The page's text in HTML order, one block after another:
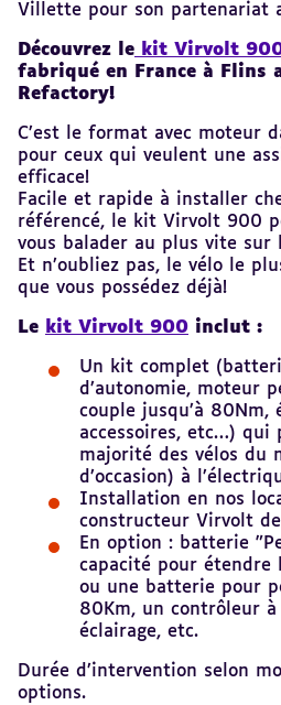
Villette pour son partenariat
Découvrez le kit Virvolt
fabriqué en France à Flins
Refactory!
C’est le format avec moteur
pour ceux qui veulent une
efficace!
Facile et rapide à installer
référencé, le kit Virvolt 900
vous balader au plus vite sur
Et n’oubliez pas, le vélo le
que vous possédez déjà!
Le kit Virvolt 900 inclut :
Un kit complet
d’autonomie, moteur
couple jusqu’à 80Nm,
accessoires, etc…) qui
majorité des vélos du
d’occasion) à
Installation en nos
constructeur Virvolt
En option : batterie
capacité pour étendre
ou une batterie pour
80Km, un contrôleur
éclairage, etc.
Durée d’intervention selon
options.